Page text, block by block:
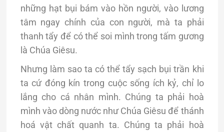
những hạt bụi bám vào hồn người, vào lương
tâm ngay chính của con người, mà ta phải
thanh tẩy để có thể soi mình trong tấm gương
là Chúa Giêsu.
Nhưng làm sao ta có thể tẩy sạch bụi trần khi
ta cứ đóng kín trong cuộc sống ích kỷ, chỉ lo
lắng cho cá nhân mình. Chúng ta phải hoà
mình vào dòng nước như Chúa Giêsu để thánh
hoá vật chất quanh ta. Chúng ta phải hoà